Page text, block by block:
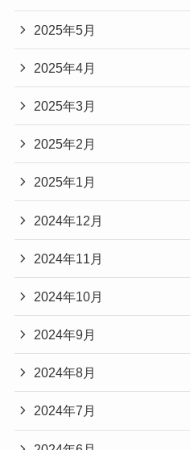
2025年5月
2025年4月
2025年3月
2025年2月
2025年1月
2024年12月
2024年11月
2024年10月
2024年9月
2024年8月
2024年7月